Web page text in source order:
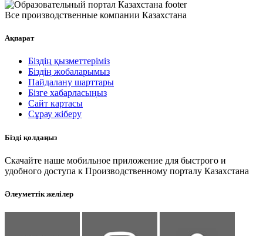
Все производственные компании Казахстана
Ақпарат
Біздің қызметтеріміз
Біздің жобаларымыз
Пайдалану шарттары
Бізге хабарласыңыз
Сайт картасы
Сұрау жіберу
Бізді қолдаңыз
Скачайте наше мобильное приложение для быстрого и
удобного доступа к Производственному порталу Казахстана
Әлеуметтік желілер